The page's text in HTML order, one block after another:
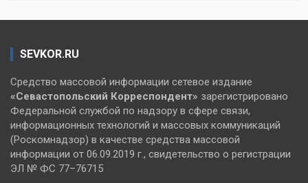
SEVKOR.RU
Средство массовой информации сетевое издание
«Севастопольский Корреспондент» зарегистрировано
Федеральной службой по надзору в сфере связи,
информационных технологий и массовых коммуникаций
(Роскомнадзор) в качестве средства массовой
информации от 06.09.2019 г., свидетельство о регистрации
ЭЛ № ФС 77–76715